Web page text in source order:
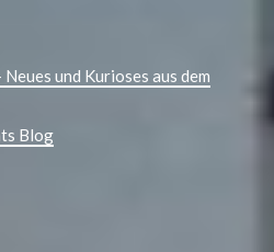
und Kurioses aus dem
Blog